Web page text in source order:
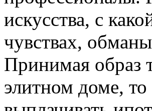
искусства, с
чувствах,
Принимая образ
элитном доме,